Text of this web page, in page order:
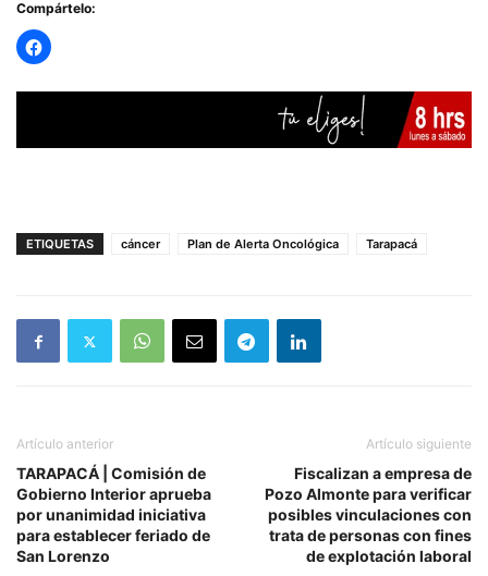
Compártelo:
ETIQUETAS cáncer Plan de Alerta Oncológica Tarapacá
Artículo anterior
TARAPACÁ | Comisión de
Gobierno Interior aprueba
por unanimidad iniciativa
para establecer feriado de
San Lorenzo
Artículo siguiente
Fiscalizan a empresa de
Pozo Almonte para verificar
posibles vinculaciones con
trata de personas con fines
de explotación laboral